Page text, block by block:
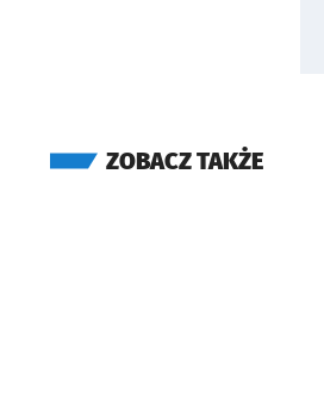
ZOBACZ TAKŻE